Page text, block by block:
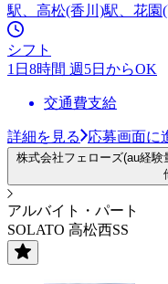
駅、高松(香川)駅、花
シフト
1日8時間 週5日からOK
交通費支給
詳細を見る 応募画面に
株式会社フェローズ(au経験
アルバイト・パート
SOLATO 高松西SS